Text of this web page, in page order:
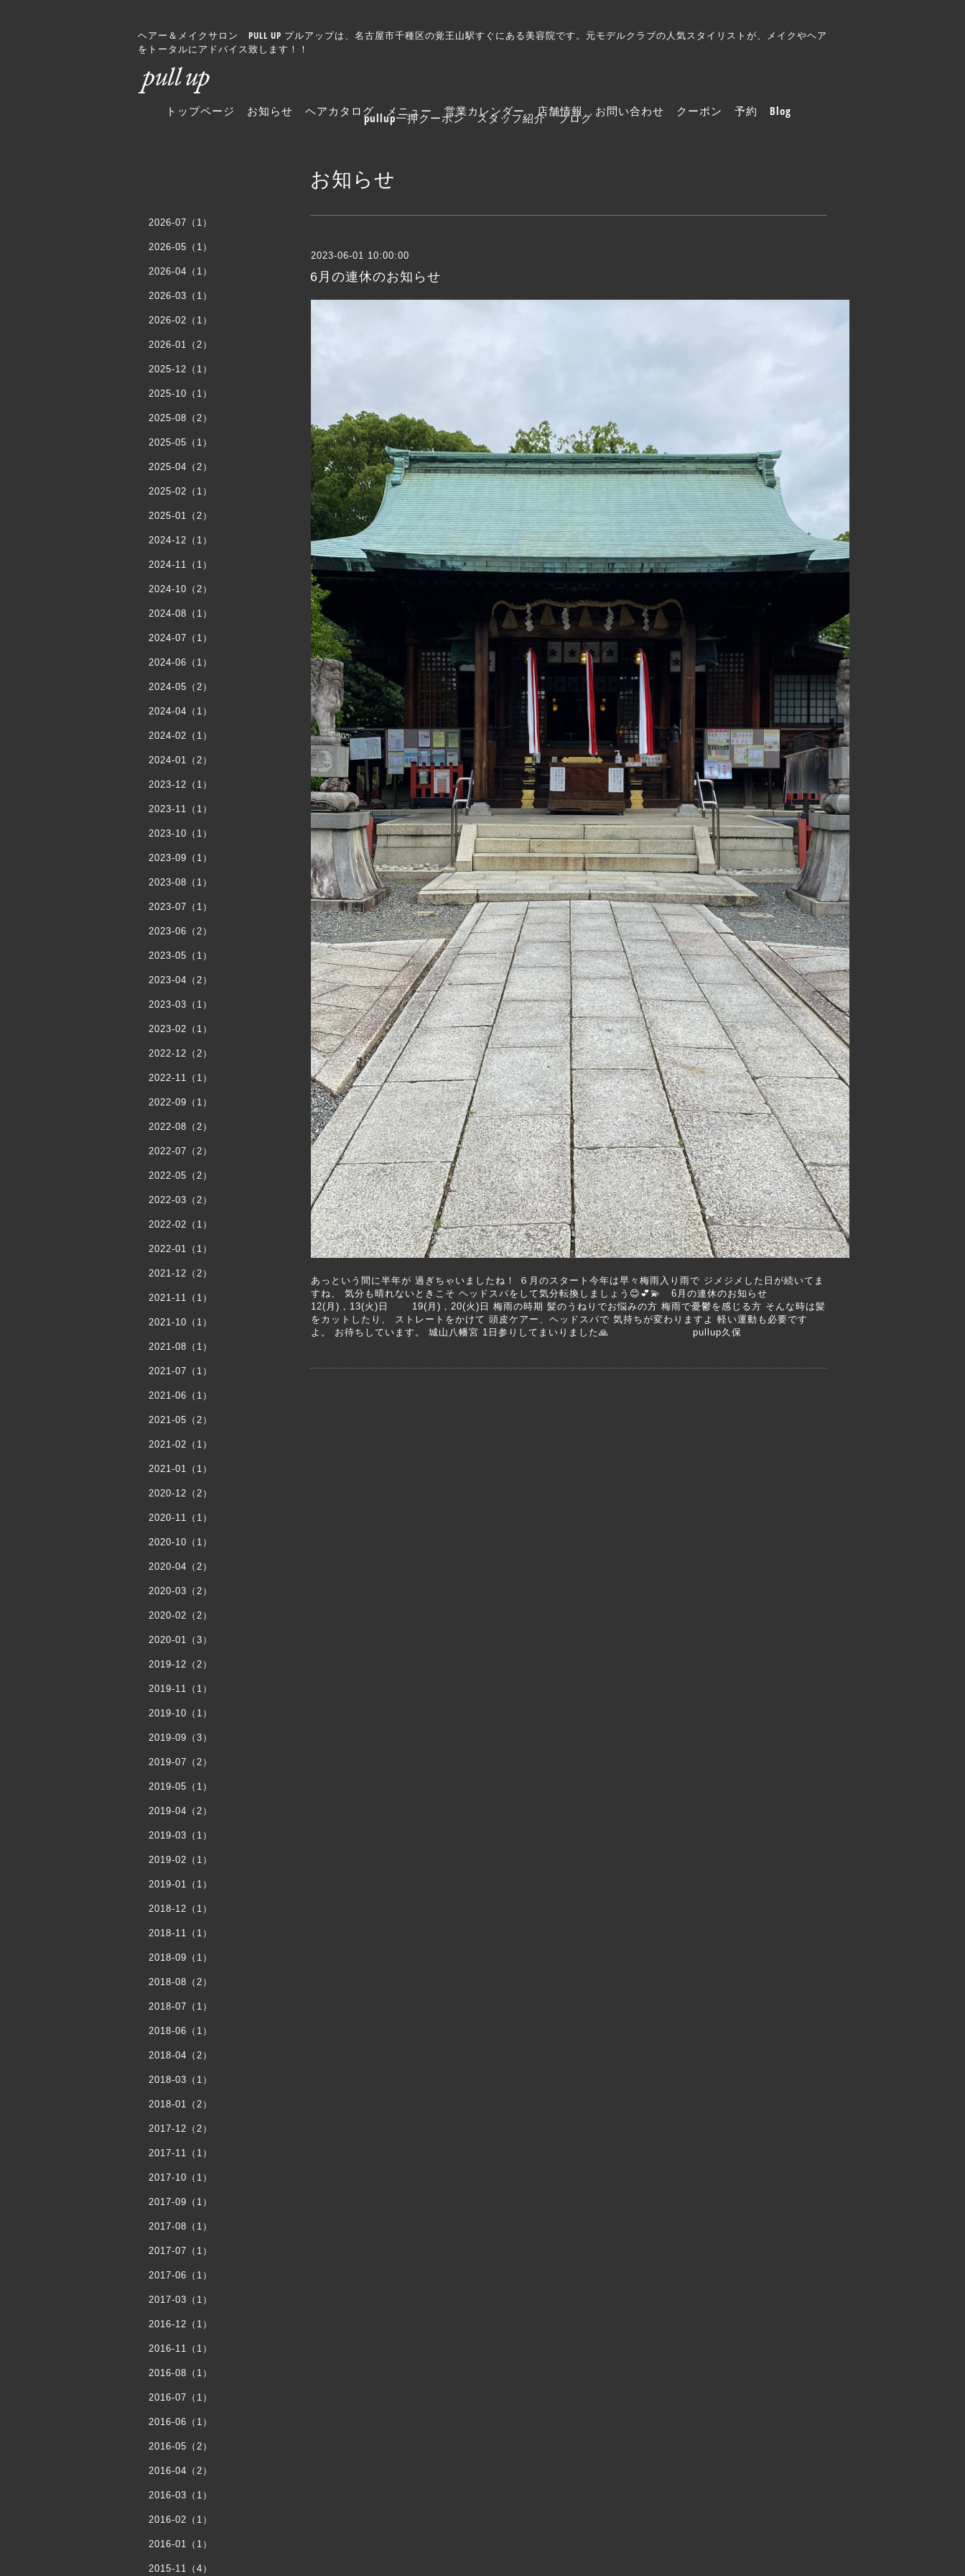
ヘアー＆メイクサロン PULL UP プルアップは、名古屋市千種区の覚王山駅すぐにある美容院です。元モデルクラブの人気スタイリストが、メイクやヘア
をトータルにアドバイス致します！！
トップページ お知らせ ヘアカタログ メニュー 営業カレンダー 店舗情報 お問い合わせ クーポン 予約 Blog
pullup一押クーポン スタッフ紹介 ブログ
お知らせ
2023-06-01 10:00:00
6月の連休のお知らせ
あっという間に半年が 過ぎちゃいましたね！ ６月のスタート今年は早々梅雨入り雨で ジメジメした日が続いてま
すね、 気分も晴れないときこそ ヘッドスパをして気分転換しましょう😊💕💫 6月の連休のお知らせ
12(月)，13(火)日 19(月)，20(火)日 梅雨の時期 髪のうねりでお悩みの方 梅雨で憂鬱を感じる方 そんな時は髪
をカットしたり、 ストレートをかけて 頭皮ケアー、ヘッドスパで 気持ちが変わりますよ 軽い運動も必要です
よ。 お待ちしています。 城山八幡宮 1日参りしてまいりました🙏 pullup久保
2026-07（1）
2026-05（1）
2026-04（1）
2026-03（1）
2026-02（1）
2026-01（2）
2025-12（1）
2025-10（1）
2025-08（2）
2025-05（1）
2025-04（2）
2025-02（1）
2025-01（2）
2024-12（1）
2024-11（1）
2024-10（2）
2024-08（1）
2024-07（1）
2024-06（1）
2024-05（2）
2024-04（1）
2024-02（1）
2024-01（2）
2023-12（1）
2023-11（1）
2023-10（1）
2023-09（1）
2023-08（1）
2023-07（1）
2023-06（2）
2023-05（1）
2023-04（2）
2023-03（1）
2023-02（1）
2022-12（2）
2022-11（1）
2022-09（1）
2022-08（2）
2022-07（2）
2022-05（2）
2022-03（2）
2022-02（1）
2022-01（1）
2021-12（2）
2021-11（1）
2021-10（1）
2021-08（1）
2021-07（1）
2021-06（1）
2021-05（2）
2021-02（1）
2021-01（1）
2020-12（2）
2020-11（1）
2020-10（1）
2020-04（2）
2020-03（2）
2020-02（2）
2020-01（3）
2019-12（2）
2019-11（1）
2019-10（1）
2019-09（3）
2019-07（2）
2019-05（1）
2019-04（2）
2019-03（1）
2019-02（1）
2019-01（1）
2018-12（1）
2018-11（1）
2018-09（1）
2018-08（2）
2018-07（1）
2018-06（1）
2018-04（2）
2018-03（1）
2018-01（2）
2017-12（2）
2017-11（1）
2017-10（1）
2017-09（1）
2017-08（1）
2017-07（1）
2017-06（1）
2017-03（1）
2016-12（1）
2016-11（1）
2016-08（1）
2016-07（1）
2016-06（1）
2016-05（2）
2016-04（2）
2016-03（1）
2016-02（1）
2016-01（1）
2015-11（4）